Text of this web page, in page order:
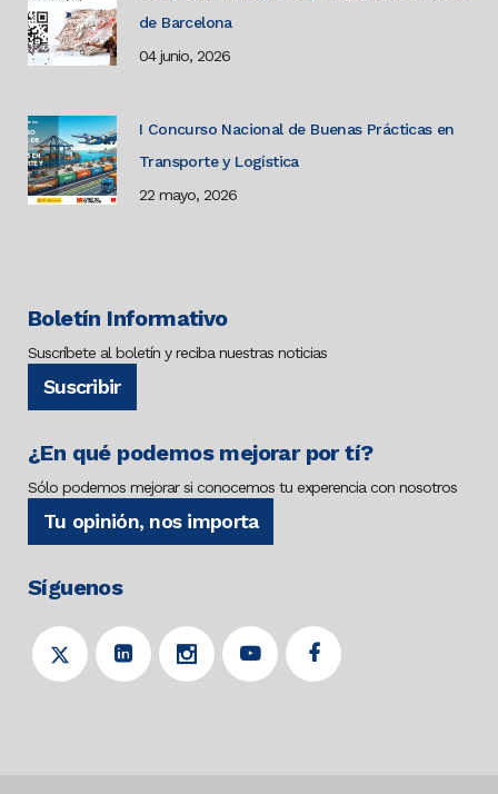
de Barcelona
04 junio, 2026
I Concurso Nacional de Buenas Prácticas en
Transporte y Logística
22 mayo, 2026
Boletín Informativo
Suscríbete al boletín y reciba nuestras noticias
Suscribir
¿En qué podemos mejorar por tí?
Sólo podemos mejorar si conocemos tu experencia con nosotros
Tu opinión, nos importa
Síguenos